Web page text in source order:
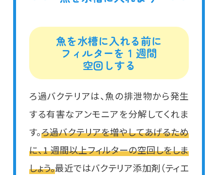
魚を水槽に入れる前に
フィルターを 1 週間
空回しする
ろ過バクテリアは、魚の排泄物から発生
する有害なアンモニアを分解してくれま
す。ろ過バクテリアを増やしてあげるため
に、1 週間以上フィルターの空回しをしま
しょう。最近ではバクテリア添加剤（ティエ